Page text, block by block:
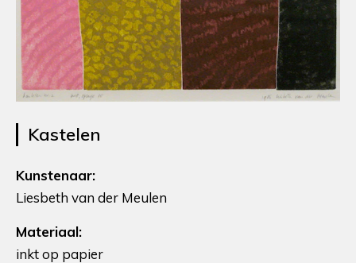
Kastelen
Kunstenaar:
Liesbeth van der Meulen
Materiaal:
inkt op papier